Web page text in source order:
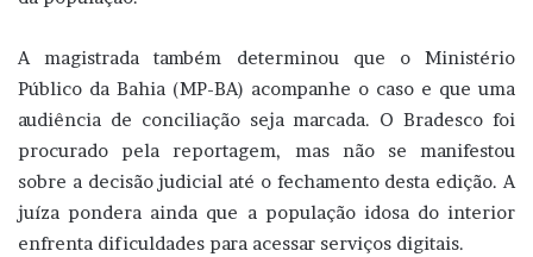
A magistrada também determinou que o Ministério
Público da Bahia (MP-BA) acompanhe o caso e que uma
audiência de conciliação seja marcada. O Bradesco foi
procurado pela reportagem, mas não se manifestou
sobre a decisão judicial até o fechamento desta edição. A
juíza pondera ainda que a população idosa do interior
enfrenta dificuldades para acessar serviços digitais.